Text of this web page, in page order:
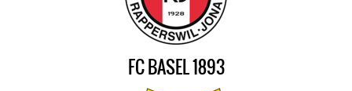
FC BASEL 1893